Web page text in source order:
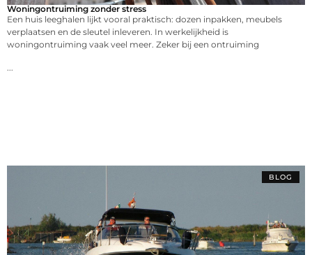
Woningontruiming zonder stress
Een huis leeghalen lijkt vooral praktisch: dozen inpakken, meubels
verplaatsen en de sleutel inleveren. In werkelijkheid is
woningontruiming vaak veel meer. Zeker bij een ontruiming
BLOG